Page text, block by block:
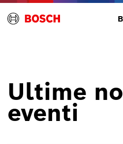
Ultime
eventi